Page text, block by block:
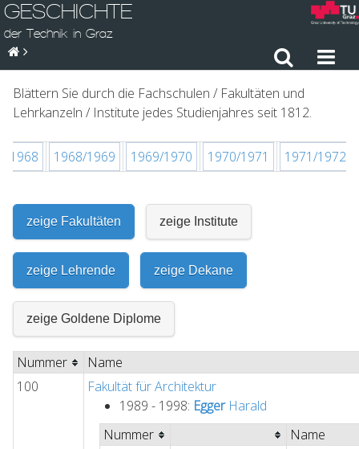
GESCHICHTE
der Technik in Graz
Blättern Sie durch die Fachschulen / Fakultäten und
Lehrkanzeln / Institute jedes Studienjahres seit 1812.
1968 1968/1969 1969/1970 1970/1971 1971/1972
zeige Fakultäten zeige Institute
zeige Lehrende zeige Dekane
zeige Goldene Diplome
Nummer
Name
100
Fakultät für Architektur
1989 - 1998: EggerHarald
Nummer
Name